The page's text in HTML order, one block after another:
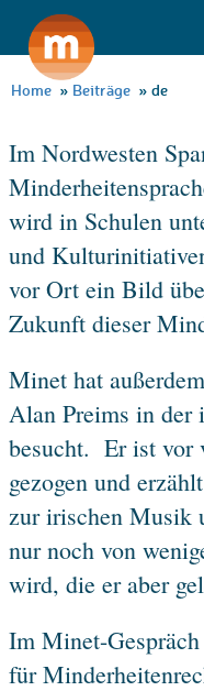
Home » Beiträge » de
Im Nordwesten
wird in Schulen
und
vor Ort ein Bild
Zukunft dieser
Minet hat
Alan Preims in der
besucht. Er ist vor
gezogen und
zur irischen Musik
nur noch von
wird, die er aber
Im Minet-
für